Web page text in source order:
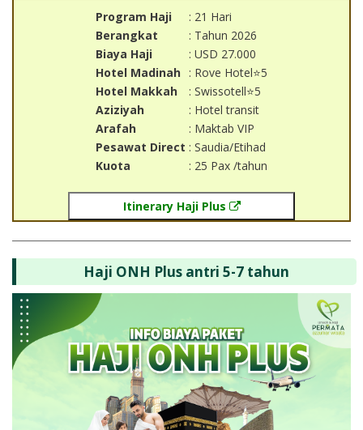
Program Haji
: 21 Hari
Berangkat
: Tahun 2026
Biaya Haji
: USD 27.000
Hotel Madinah : Rove Hotel⭐5
Hotel Makkah
: Swissotell⭐5
Aziziyah
: Hotel transit
Arafah
: Maktab VIP
Pesawat Direct : Saudia/Etihad
Kuota
: 25 Pax /tahun
Itinerary Haji Plus
Haji ONH Plus antri 5-7 tahun